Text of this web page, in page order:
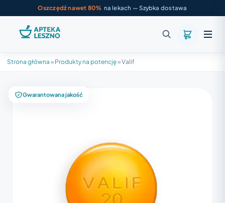
Oszczędź nawet 80% na lekach — Szybka dostawa
Strona główna » Produkty na potencję»Valif
Gwarantowana jakość